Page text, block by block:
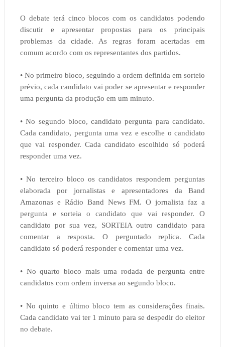
O debate terá cinco blocos com os candidatos podendo
discutir e apresentar propostas para os principais
problemas da cidade. As regras foram acertadas em
comum acordo com os representantes dos partidos.
• No primeiro bloco, seguindo a ordem definida em sorteio
prévio, cada candidato vai poder se apresentar e responder
uma pergunta da produção em um minuto.
• No segundo bloco, candidato pergunta para candidato.
Cada candidato, pergunta uma vez e escolhe o candidato
que vai responder. Cada candidato escolhido só poderá
responder uma vez.
• No terceiro bloco os candidatos respondem perguntas
elaborada por jornalistas e apresentadores da Band
Amazonas e Rádio Band News FM. O jornalista faz a
pergunta e sorteia o candidato que vai responder. O
candidato por sua vez, SORTEIA outro candidato para
comentar a resposta. O perguntado replica. Cada
candidato só poderá responder e comentar uma vez.
• No quarto bloco mais uma rodada de pergunta entre
candidatos com ordem inversa ao segundo bloco.
• No quinto e último bloco tem as considerações finais.
Cada candidato vai ter 1 minuto para se despedir do eleitor
no debate.